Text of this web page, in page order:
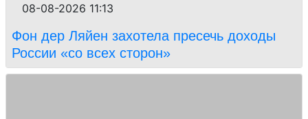
08-08-2026 11:13
Фон дер Ляйен захотела пресечь доходы
России «со всех сторон»